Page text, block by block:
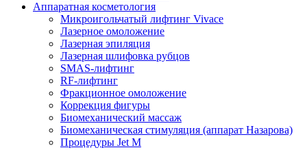
Аппаратная косметология
Микроигольчатый лифтинг Vivace
Лазерное омоложение
Лазерная эпиляция
Лазерная шлифовка рубцов
SMAS-лифтинг
RF-лифтинг
Фракционное омоложение
Коррекция фигуры
Биомеханический массаж
Биомеханическая стимуляция (аппарат Назарова)
Процедуры Jet M